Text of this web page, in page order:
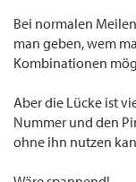
Bei normalen
man geben, wem
Kombinationen
Aber die Lücke ist
Nummer und den
ohne ihn nutzen